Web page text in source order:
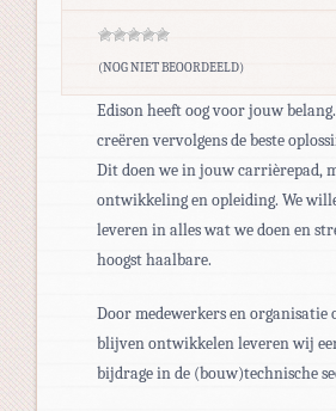
(NOG NIET BEOORDEELD)
Edison heeft oog voor jouw
creëren vervolgens de beste
Dit doen we in jouw carrièrepad,
ontwikkeling en opleiding. We
leveren in alles wat we doen en
hoogst haalbare.
Door medewerkers en organisatie
blijven ontwikkelen leveren wij
bijdrage in de (bouw)technische